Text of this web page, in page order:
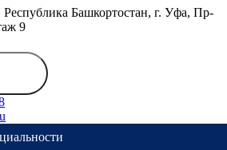
Республика Башкортостан, г. Уфа, Пр-
9